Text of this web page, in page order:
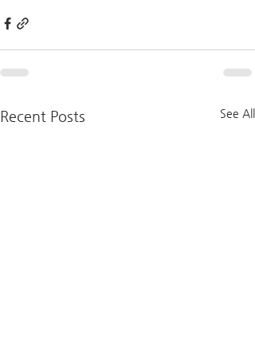
Recent Posts See All